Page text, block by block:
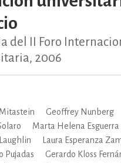
E
Y
DE OCIO
del II Foro
2006
Geoffrey Nunberg
Marta Helena Esguerra
Laura Esperanza
Pujadas
Gerardo Kloss